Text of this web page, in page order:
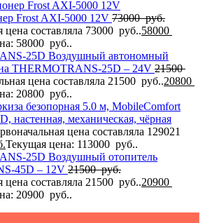
Frost AXI-5000 12V 73000руб.
цена составляла 73000 руб..58000
58000 руб..
Воздушный автономный
THERMOTRANS-25D – 24V 21500
цена составляла 21500 руб..20800
20800 руб..
безопорная 5.0 м, MobileComfort
настенная, механическая, чёрная
цена составляла 129021
Текущая цена: 113000 руб..
Воздушный отопитель
45D – 12V 21500руб.
цена составляла 21500 руб..20900
20900 руб..